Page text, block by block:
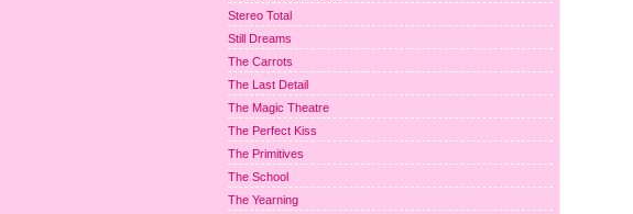
Stereo Total
Still Dreams
The Carrots
The Last Detail
The Magic Theatre
The Perfect Kiss
The Primitives
The School
The Yearning